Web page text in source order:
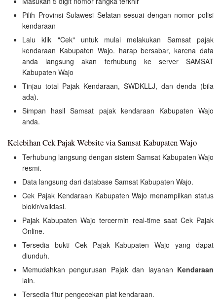
Pilih Provinsi Sulawesi Selatan sesuai dengan nomor polisi
kendaraan
Lalu klik "Cek" untuk mulai melakukan Samsat pajak
kendaraan Kabupaten Wajo. harap bersabar, karena data
anda langsung akan terhubung ke server SAMSAT
Kabupaten Wajo
Tinjau total Pajak Kendaraan, SWDKLLJ, dan denda (bila
ada).
Simpan hasil Samsat pajak kendaraan Kabupaten Wajo
anda.
Kelebihan Cek Pajak Website via Samsat Kabupaten Wajo
Terhubung langsung dengan sistem Samsat Kabupaten Wajo
resmi.
Data langsung dari database Samsat Kabupaten Wajo.
Cek Pajak Kendaraan Kabupaten Wajo menampilkan status
blokir/validasi.
Pajak Kabupaten Wajo tercermin real-time saat Cek Pajak
Online.
Tersedia bukti Cek Pajak Kabupaten Wajo yang dapat
diunduh.
Memudahkan pengurusan Pajak dan layanan Kendaraan
lain.
Tersedia fitur pengecekan plat kendaraan.